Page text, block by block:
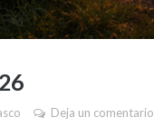
Deja un comentario